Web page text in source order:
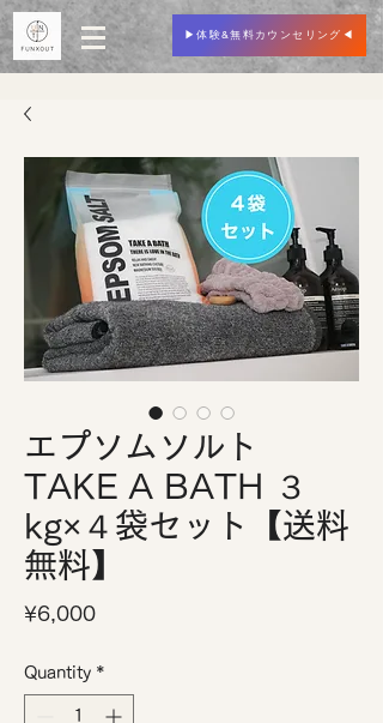
▶︎体験&無料カウンセリング◀︎
エプソムソルト
TAKE A BATH ３
kg×４袋セット【送料
無料】
¥6,000Price
Quantity *